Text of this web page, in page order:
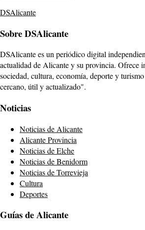
DSAlicante
Sobre DSAlicante
DSAlicante es un periódico digital
actualidad de Alicante y su provincia. Ofrece
sociedad, cultura, economía, deporte y
cercano, útil y actualizado".
Noticias
Noticias de Alicante
Alicante Provincia
Noticias de Elche
Noticias de Benidorm
Noticias de Torrevieja
Cultura
Deportes
Guías de Alicante